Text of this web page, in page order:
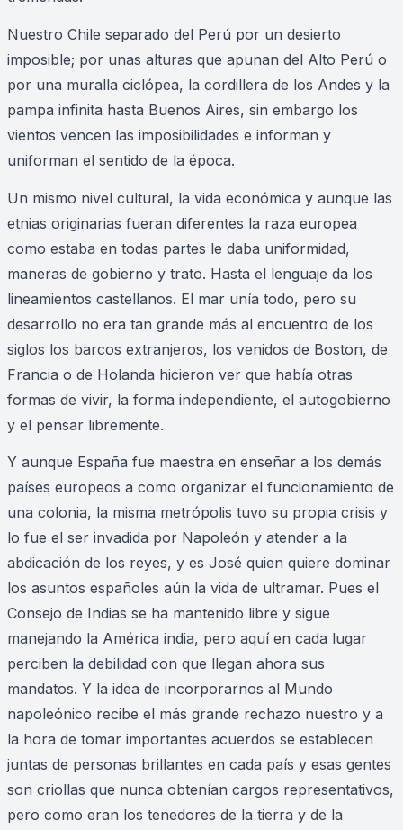
Nuestro Chile separado del Perú por un desierto
imposible; por unas alturas que apunan del Alto Perú o
por una muralla ciclópea, la cordillera de los Andes y la
pampa infinita hasta Buenos Aires, sin embargo los
vientos vencen las imposibilidades e informan y
uniforman el sentido de la época.
Un mismo nivel cultural, la vida económica y aunque las
etnias originarias fueran diferentes la raza europea
como estaba en todas partes le daba uniformidad,
maneras de gobierno y trato. Hasta el lenguaje da los
lineamientos castellanos. El mar unía todo, pero su
desarrollo no era tan grande más al encuentro de los
siglos los barcos extranjeros, los venidos de Boston, de
Francia o de Holanda hicieron ver que había otras
formas de vivir, la forma independiente, el autogobierno
y el pensar libremente.
Y aunque España fue maestra en enseñar a los demás
países europeos a como organizar el funcionamiento de
una colonia, la misma metrópolis tuvo su propia crisis y
lo fue el ser invadida por Napoleón y atender a la
abdicación de los reyes, y es José quien quiere dominar
los asuntos españoles aún la vida de ultramar. Pues el
Consejo de Indias se ha mantenido libre y sigue
manejando la América india, pero aquí en cada lugar
perciben la debilidad con que llegan ahora sus
mandatos. Y la idea de incorporarnos al Mundo
napoleónico recibe el más grande rechazo nuestro y a
la hora de tomar importantes acuerdos se establecen
juntas de personas brillantes en cada país y esas gentes
son criollas que nunca obtenían cargos representativos,
pero como eran los tenedores de la tierra y de la